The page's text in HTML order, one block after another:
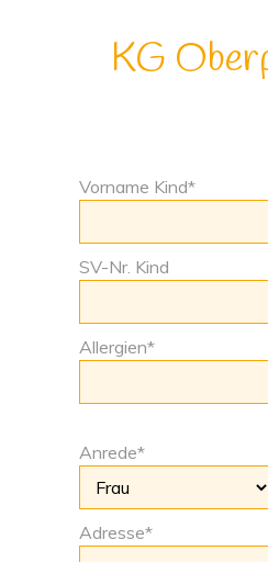
KG
Vorname Kind*
SV-Nr. Kind
Allergien*
Anrede*
Adresse*